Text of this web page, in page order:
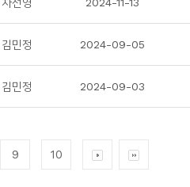
김민정 2024-09-05
김민정 2024-09-03
9 10